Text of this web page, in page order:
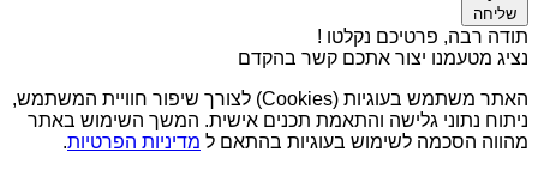
שליחה
תודה רבה, פרטיכם נקלטו !
נציג מטעמנו יצור אתכם קשר בהקדם
האתר משתמש בעוגיות (Cookies) לצורך שיפור חוויית המשתמש,
ניתוח נתוני גלישה והתאמת תכנים אישית. המשך השימוש באתר
מהווה הסכמה לשימוש בעוגיות בהתאם ל מדיניות הפרטיות.